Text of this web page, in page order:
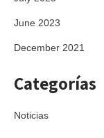
June 2023
December 2021
Categorías
Noticias